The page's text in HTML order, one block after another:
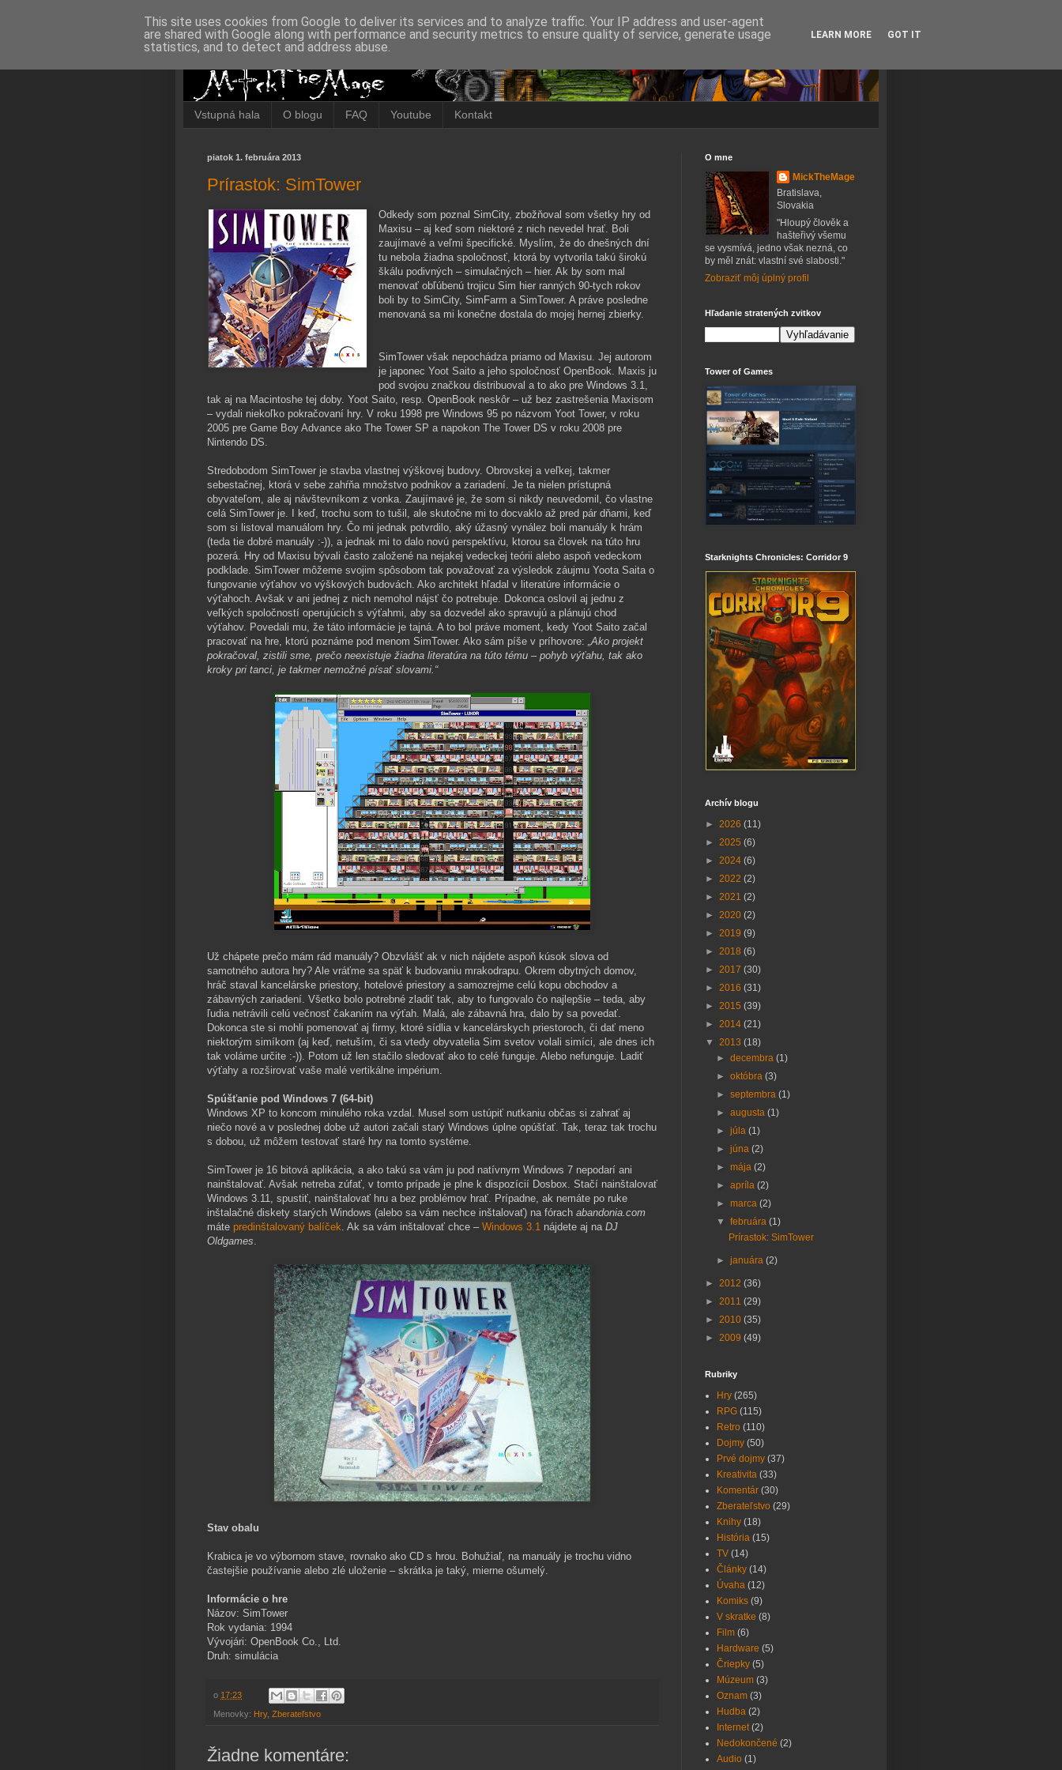
Vstupná hala O blogu FAQ Youtube Kontakt
piatok 1. februára 2013
Prírastok: SimTower
Odkedy som poznal SimCity, zbožňoval som všetky hry od
Maxisu – aj keď som niektoré z nich nevedel hrať. Boli
zaujímavé a veľmi špecifické. Myslím, že do dnešných dní
tu nebola žiadna spoločnosť, ktorá by vytvorila takú širokú
škálu podivných – simulačných – hier. Ak by som mal
menovať obľúbenú trojicu Sim hier ranných 90-tych rokov
boli by to SimCity, SimFarm a SimTower. A práve posledne
menovaná sa mi konečne dostala do mojej hernej zbierky.
SimTower však nepochádza priamo od Maxisu. Jej autorom
je japonec Yoot Saito a jeho spoločnosť OpenBook. Maxis ju
pod svojou značkou distribuoval a to ako pre Windows 3.1,
tak aj na Macintoshe tej doby. Yoot Saito, resp. OpenBook neskôr – už bez zastrešenia Maxisom
– vydali niekoľko pokračovaní hry. V roku 1998 pre Windows 95 po názvom Yoot Tower, v roku
2005 pre Game Boy Advance ako The Tower SP a napokon The Tower DS v roku 2008 pre
Nintendo DS.
Stredobodom SimTower je stavba vlastnej výškovej budovy. Obrovskej a veľkej, takmer
sebestačnej, ktorá v sebe zahŕňa množstvo podnikov a zariadení. Je ta nielen prístupná
obyvateľom, ale aj návštevníkom z vonka. Zaujímavé je, že som si nikdy neuvedomil, čo vlastne
celá SimTower je. I keď, trochu som to tušil, ale skutočne mi to docvaklo až pred pár dňami, keď
som si listoval manuálom hry. Čo mi jednak potvrdilo, aký úžasný vynález boli manuály k hrám
(teda tie dobré manuály :-)), a jednak mi to dalo novú perspektívu, ktorou sa človek na túto hru
pozerá. Hry od Maxisu bývali často založené na nejakej vedeckej teórii alebo aspoň vedeckom
podklade. SimTower môžeme svojim spôsobom tak považovať za výsledok záujmu Yoota Saita o
fungovanie výťahov vo výškových budovách. Ako architekt hľadal v literatúre informácie o
výťahoch. Avšak v ani jednej z nich nemohol nájsť čo potrebuje. Dokonca oslovil aj jednu z
veľkých spoločností operujúcich s výťahmi, aby sa dozvedel ako spravujú a plánujú chod
výťahov. Povedali mu, že táto informácie je tajná. A to bol práve moment, kedy Yoot Saito začal
pracovať na hre, ktorú poznáme pod menom SimTower. Ako sám píše v príhovore: „Ako projekt
pokračoval, zistili sme, prečo neexistuje žiadna literatúra na túto tému – pohyb výťahu, tak ako
kroky pri tanci, je takmer nemožné písať slovami.“
Už chápete prečo mám rád manuály? Obzvlášť ak v nich nájdete aspoň kúsok slova od
samotného autora hry? Ale vráťme sa späť k budovaniu mrakodrapu. Okrem obytných domov,
hráč staval kancelárske priestory, hotelové priestory a samozrejme celú kopu obchodov a
zábavných zariadení. Všetko bolo potrebné zladiť tak, aby to fungovalo čo najlepšie – teda, aby
ľudia netrávili celú večnosť čakaním na výťah. Malá, ale zábavná hra, dalo by sa povedať.
Dokonca ste si mohli pomenovať aj firmy, ktoré sídlia v kancelárskych priestoroch, či dať meno
niektorým simíkom (aj keď, netuším, či sa vtedy obyvatelia Sim svetov volali simíci, ale dnes ich
tak voláme určite :-)). Potom už len stačilo sledovať ako to celé funguje. Alebo nefunguje. Ladiť
výťahy a rozširovať vaše malé vertikálne impérium.
Spúšťanie pod Windows 7 (64-bit)
Windows XP to koncom minulého roka vzdal. Musel som ustúpiť nutkaniu občas si zahrať aj
niečo nové a v poslednej dobe už autori začali starý Windows úplne opúšťať. Tak, teraz tak trochu
s dobou, už môžem testovať staré hry na tomto systéme.
SimTower je 16 bitová aplikácia, a ako takú sa vám ju pod natívnym Windows 7 nepodarí ani
nainštalovať. Avšak netreba zúfať, v tomto prípade je plne k dispozícií Dosbox. Stačí nainštalovať
Windows 3.11, spustiť, nainštalovať hru a bez problémov hrať. Prípadne, ak nemáte po ruke
inštalačné diskety starých Windows (alebo sa vám nechce inštalovať) na fórach abandonia.com
máte predinštalovaný balíček. Ak sa vám inštalovať chce – Windows 3.1 nájdete aj na DJ
Oldgames.
Stav obalu
Krabica je vo výbornom stave, rovnako ako CD s hrou. Bohužiaľ, na manuály je trochu vidno
častejšie používanie alebo zlé uloženie – skrátka je taký, mierne ošumelý.
Informácie o hre
Názov: SimTower
Rok vydania: 1994
Vývojári: OpenBook Co., Ltd.
Druh: simulácia
o 17:23
Menovky: Hry, Zberateľstvo
Žiadne komentáre:
O mne
MickTheMage
Bratislava,
Slovakia
"Hloupý člověk a
hašteřivý všemu
se vysmívá, jedno však nezná, co
by měl znát: vlastní své slabosti."
Zobraziť môj úplný profil
Hľadanie stratených zvitkov
Tower of Games
Starknights Chronicles: Corridor 9
Archív blogu
► 2026 (11)
► 2025 (6)
► 2024 (6)
► 2022 (2)
► 2021 (2)
► 2020 (2)
► 2019 (9)
► 2018 (6)
► 2017 (30)
► 2016 (31)
► 2015 (39)
► 2014 (21)
▼ 2013 (18)
►decembra(1)
►októbra(3)
►septembra(1)
►augusta(1)
►júla(1)
►júna(2)
►mája(2)
►apríla(2)
►marca(2)
▼februára(1)
Prírastok: SimTower
►januára(2)
► 2012 (36)
► 2011 (29)
► 2010 (35)
► 2009 (49)
Rubriky
Hry (265)
RPG (115)
Retro (110)
Dojmy (50)
Prvé dojmy (37)
Kreativita (33)
Komentár (30)
Zberateľstvo (29)
Knihy (18)
História (15)
TV (14)
Články (14)
Úvaha (12)
Komiks (9)
V skratke (8)
Film (6)
Hardware (5)
Čriepky (5)
Múzeum (3)
Oznam (3)
Hudba (2)
Internet (2)
Nedokončené (2)
Audio (1)
This site uses cookies from Google to deliver its services and to analyze traffic. Your IP address and user-agent
are shared with Google along with performance and security metrics to ensure quality of service, generate usage
statistics, and to detect and address abuse.
LEARN MORE GOT IT